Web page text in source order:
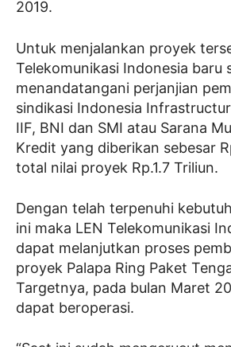
2019.
Untuk menjalankan proyek
Telekomunikasi Indonesia baru
menandatangani perjanjian
sindikasi Indonesia
IIF, BNI dan SMI atau Sarana
Kredit yang diberikan sebesar
total nilai proyek Rp.1.7 Triliun.
Dengan telah terpenuhi
ini maka LEN Telekomunikasi
dapat melanjutkan proses
proyek Palapa Ring Paket
Targetnya, pada bulan Maret
dapat beroperasi.